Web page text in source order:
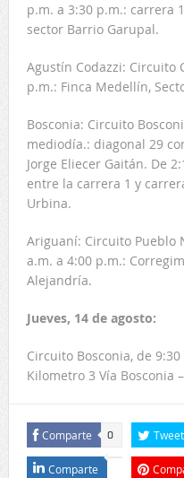
p.m. a 3:30 p.m.: carrera
sector Barrio Garupal.
Agustín Codazzi: Circuito
p.m.: Finca Medellín,
Bosconia: Circuito
mediodía.: diagonal 29
Jorge Eliecer Gaitán. De
entre la carrera 1 y
Urbina.
Ariguaní: Circuito Pueblo
a.m. a 4:00 p.m.:
Alejandría.
Jueves, 14 de agosto:
Circuito Bosconia, de
Kilometro 3 Vía Bosconia
Comparte 0 Tweet
Comparte